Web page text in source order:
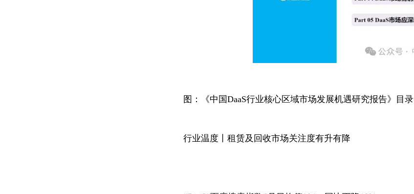
图：《中国DaaS行业核心区域市场发展机遇研究报告》目录
行业温度丨租赁及回收市场关注度有升有降